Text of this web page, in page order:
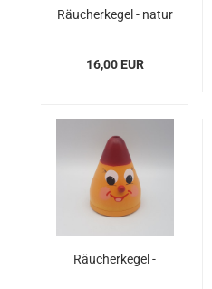
Räucherkegel - natur
16,00 EUR
Räucherkegel -